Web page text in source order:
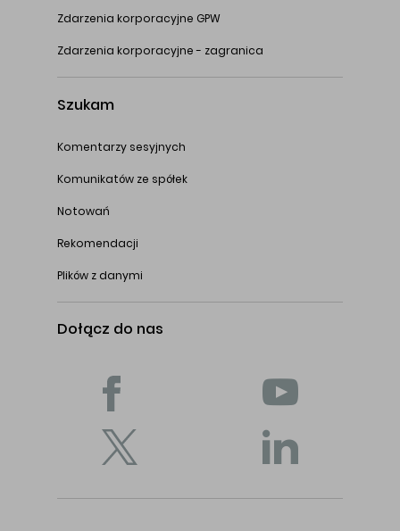
Zdarzenia korporacyjne GPW
Zdarzenia korporacyjne - zagranica
Szukam
Komentarzy sesyjnych
Komunikatów ze spółek
Notowań
Rekomendacji
Plików z danymi
Dołącz do nas